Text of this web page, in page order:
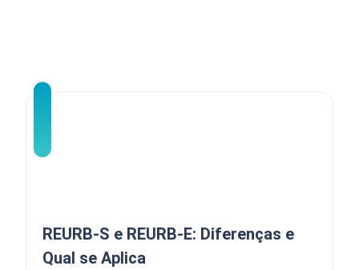
REURB-S e REURB-E: Diferenças e
Qual se Aplica